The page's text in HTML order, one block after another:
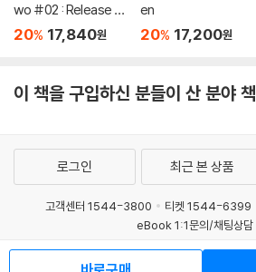
wo #02 : Release M
e
20% 17,840원
en
20% 17,200원
이 책을 구입하신 분들이 산 분야 책
로그인 최근 본 상품
고객센터 1544-3800 티켓 1544-6399
eBook 1:1문의/채팅상담
예스이십사(주) 사업자 정보